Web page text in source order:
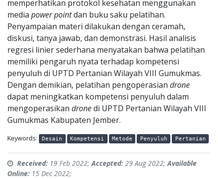
memperhatikan protokol kesehatan menggunakan
media power pointdan buku saku pelatihan.
Penyampaian materi dilakukan dengan ceramah,
diskusi, tanya jawab, dan demonstrasi. Hasil analisis
regresi linier sederhana menyatakan bahwa pelatihan
memiliki pengaruh nyata terhadap kompetensi
penyuluh di UPTD Pertanian Wilayah VIII Gumukmas.
Dengan demikian, pelatihan pengoperasian drone
dapat meningkatkan kompetensi penyuluh dalam
mengoperasikan dronedi UPTD Pertanian Wilayah VIII
Gumukmas Kabupaten Jember.
Keywords: Desain Kompetensi Metode Penyuluh Pertanian
Received: 19 Feb 2022;Accepted: 29 Aug 2022;Available
Online: 15 Dec 2022;